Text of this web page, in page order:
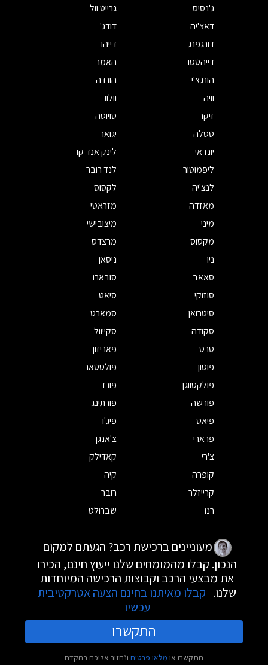
ג'נסיס
גרייט וול
דאצ'יה
דודג'
דונגפנג
דייהו
דייהטסו
האמר
הונגצ'י
הונדה
וויה
וולוו
זיקר
טויוטה
טסלה
יגואר
יונדאי
לינק אנד קו
ליפמוטור
לנד רובר
לנצ'יה
לקסוס
מאזדה
מזראטי
מיני
מיצובישי
מקסוס
מרצדס
ניו
ניסאן
סאאב
סובארו
סוזוקי
סיאט
סיטרואן
סמארט
סקודה
סקייוול
סרס
פאריזון
פוטון
פולסטאר
פולקסווגן
פורד
פורשה
פורתינג
פיאט
פיג'ו
פרארי
צ'אנגן
צ'רי
קאדילק
קופרה
קיה
קרייזלר
רובר
רנו
שברולט
מעוניינים ברכישת רכב? הגעתם למקום
הנכון. קבלו מהמומחים שלנו ייעוץ חינם, הכירו
את מבצעי הרכב וקבוצות הרכישה המיוחדות
שלנו. קבלו מאיתנו בחינם הצעה אטרקטיבית
עכשיו
התקשרו
התקשרו או מלאו פרטים ונחזור אליכם בהקדם